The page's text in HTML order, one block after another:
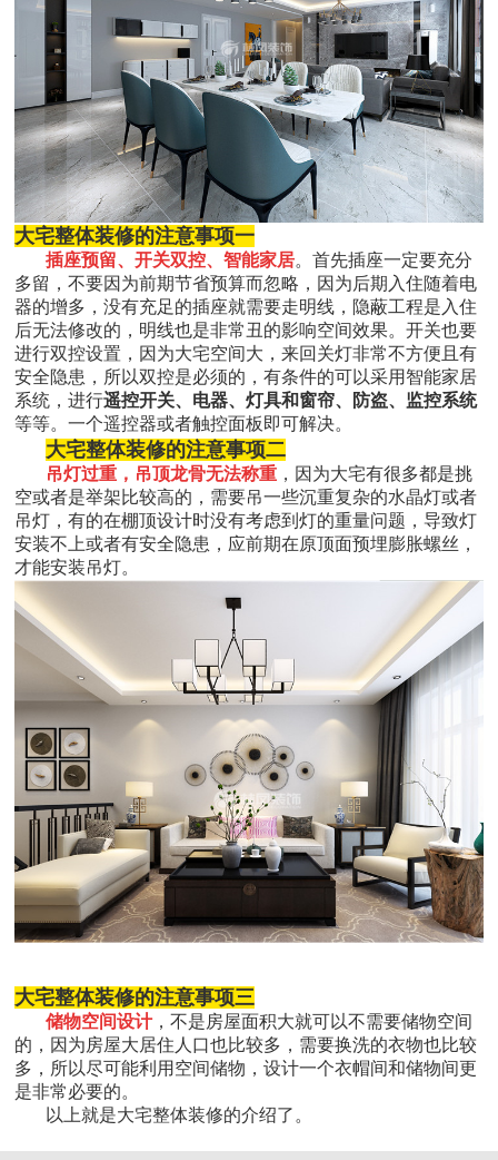
大宅整体装修的注意事项一
插座预留、开关双控、智能家居。首先插座一定要充分
多留，不要因为前期节省预算而忽略，因为后期入住随着电
器的增多，没有充足的插座就需要走明线，隐蔽工程是入住
后无法修改的，明线也是非常丑的影响空间效果。开关也要
进行双控设置，因为大宅空间大，来回关灯非常不方便且有
安全隐患，所以双控是必须的，有条件的可以采用智能家居
系统，进行遥控开关、电器、灯具和窗帘、防盗、监控系统
等等。一个遥控器或者触控面板即可解决。
大宅整体装修的注意事项二
吊灯过重，吊顶龙骨无法称重 ，因为大宅有很多都是挑
空或者是举架比较高的，需要吊一些沉重复杂的水晶灯或者
吊灯，有的在棚顶设计时没有考虑到灯的重量问题，导致灯
安装不上或者有安全隐患，应前期在原顶面预埋膨胀螺丝，
才能安装吊灯。
大宅整体装修的注意事项三
储物空间设计，不是房屋面积大就可以不需要储物空间
的，因为房屋大居住人口也比较多，需要换洗的衣物也比较
多，所以尽可能利用空间储物，设计一个衣帽间和储物间更
是非常必要的。
以上就是大宅整体装修的介绍了。